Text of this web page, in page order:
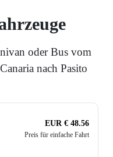
oder Bus vom
nach Pasito
EUR € 48.56
Preis für einfache Fahrt